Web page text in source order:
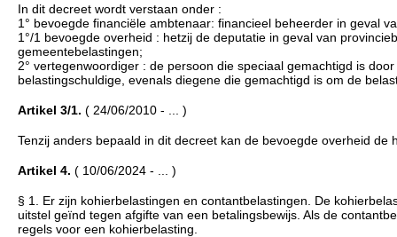
In dit decreet wordt verstaan onder :
1° bevoegde financiële ambtenaar: financieel beheerder in geval
1°/1 bevoegde overheid : hetzij de deputatie in geval van
gemeentebelastingen;
2° vertegenwoordiger : de persoon die speciaal gemachtigd is
belastingschuldige, evenals diegene die gemachtigd is om de
Artikel 3/1. ( 24/06/2010 - ... )
Tenzij anders bepaald in dit decreet kan de bevoegde overheid
Artikel 4. ( 10/06/2024 - ... )
§ 1. Er zijn kohierbelastingen en contantbelastingen. De
uitstel geïnd tegen afgifte van een betalingsbewijs. Als de
regels voor een kohierbelasting.